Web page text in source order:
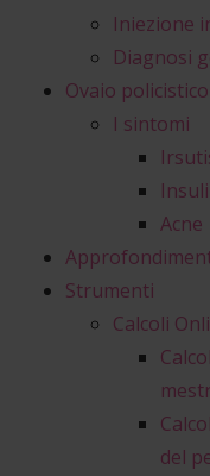
Iniezione
Diagnosi
Ovaio policistico
I sintomi
Acne
Strumenti
Calcoli
del